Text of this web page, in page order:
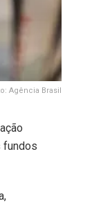
Agência Brasil
fundos